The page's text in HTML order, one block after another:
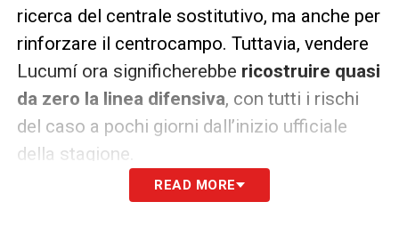
ricerca del centrale sostitutivo, ma anche per
rinforzare il centrocampo. Tuttavia, vendere
Lucumí ora significherebbe ricostruire quasi
da zero la linea difensiva, con tutti i rischi
del caso a pochi giorni dall’inizio ufficiale
della stagione.
Nel frattempo, il club ha già avviato contatti
READ MORE